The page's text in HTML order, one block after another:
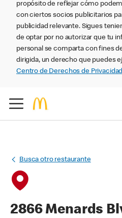
propósito de reflejar cómo
con ciertos socios publicitarios
publicidad relevante. Sigues
de optar por no autorizar que tu
personal se comparta con fines
dirigida, un derecho que puedes
Centro de Derechos de Privacidad
Busca otro restaurante
2866 Menards